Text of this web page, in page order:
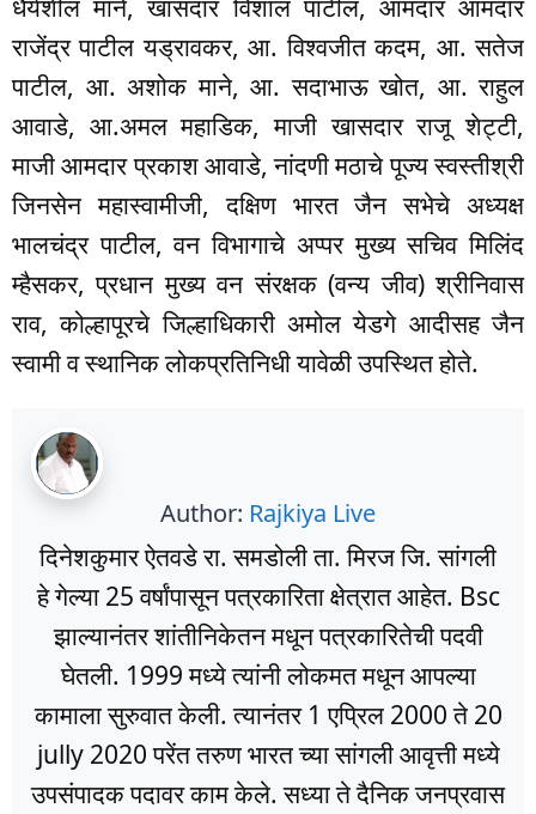
धैर्यशील माने, खासदार विशाल पाटील, आमदार आमदार
राजेंद्र पाटील यड्रावकर, आ. विश्वजीत कदम, आ. सतेज
पाटील, आ. अशोक माने, आ. सदाभाऊ खोत, आ. राहुल
आवाडे, आ.अमल महाडिक, माजी खासदार राजू शेट्टी,
माजी आमदार प्रकाश आवाडे, नांदणी मठाचे पूज्य स्वस्तीश्री
जिनसेन महास्वामीजी, दक्षिण भारत जैन सभेचे अध्यक्ष
भालचंद्र पाटील, वन विभागाचे अप्पर मुख्य सचिव मिलिंद
म्हैसकर, प्रधान मुख्य वन संरक्षक (वन्य जीव) श्रीनिवास
राव, कोल्हापूरचे जिल्हाधिकारी अमोल येडगे आदीसह जैन
स्वामी व स्थानिक लोकप्रतिनिधी यावेळी उपस्थित होते.
Author: Rajkiya Live
दिनेशकुमार ऐतवडे रा. समडोली ता. मिरज जि. सांगली
हे गेल्या 25 वर्षांपासून पत्रकारिता क्षेत्रात आहेत. Bsc
झाल्यानंतर शांतीनिकेतन मधून पत्रकारितेची पदवी
घेतली. 1999 मध्ये त्यांनी लोकमत मधून आपल्या
कामाला सुरुवात केली. त्यानंतर 1 एप्रिल 2000 ते 20
jully 2020 परेंत तरुण भारत च्या सांगली आवृत्ती मध्ये
उपसंपादक पदावर काम केले. सध्या ते दैनिक जनप्रवास